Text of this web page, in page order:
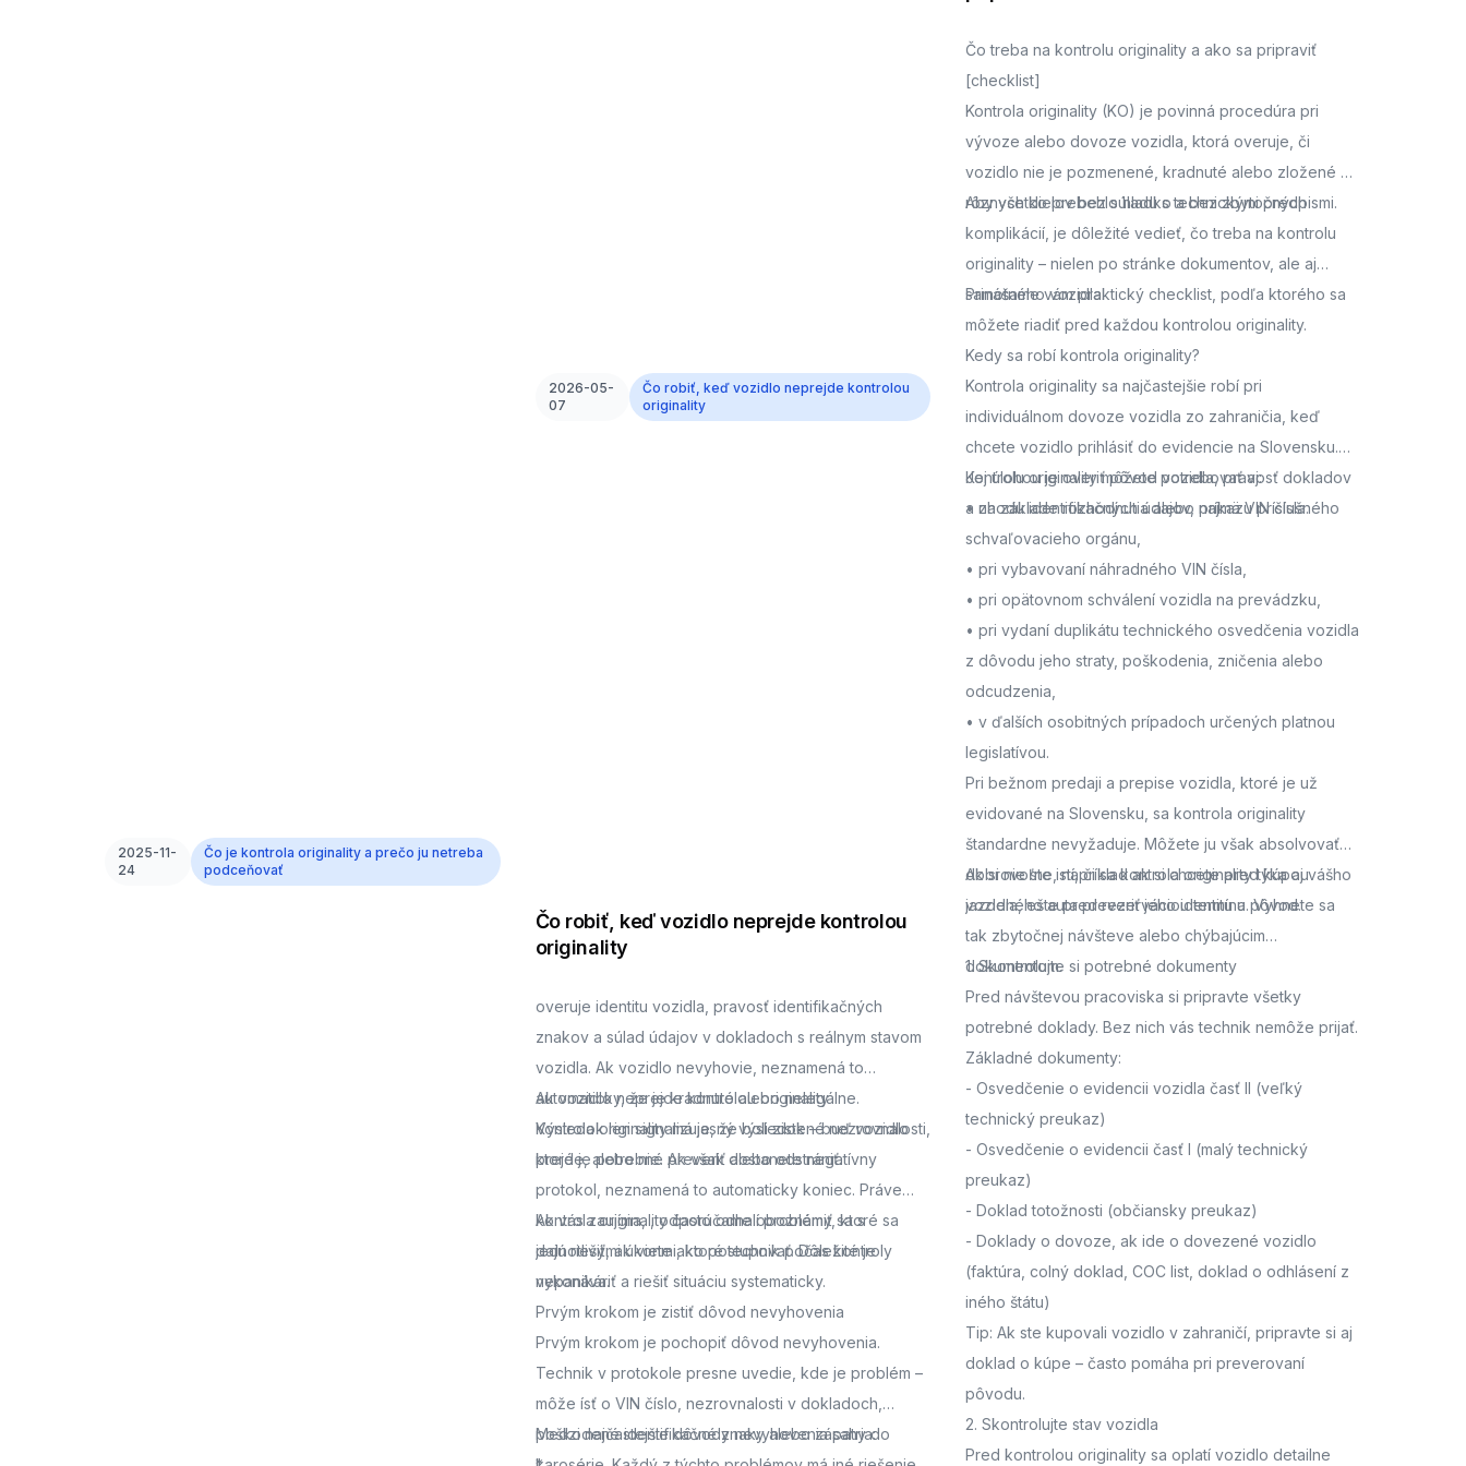
2025-11-
24
Čo je kontrola originality a prečo ju netreba
podceňovať
2026-05-
07
Čo robiť, keď vozidlo neprejde kontrolou
originality
Čo robiť, keď vozidlo neprejde kontrolou
originality
overuje identitu vozidla, pravosť identifikačných
znakov a súlad údajov v dokladoch s reálnym stavom
vozidla. Ak vozidlo nevyhovie, neznamená to
automaticky, že je kradnuté alebo nelegálne.
Výsledok len signalizuje, že boli zistené nezrovnalosti,
ktoré je potrebné preveriť alebo odstrániť.
Ak vozidlo neprejde kontrolou originality
Kontrola originality má jasný výsledok – buď vozidlo
prejde, alebo nie. Ak však dostanete negatívny
protokol, neznamená to automaticky koniec. Práve
kontrola originality často odhalí problémy, ktoré sa
dajú riešiť, ak viete ako postupovať. Dôležité je
nepanikáriť a riešiť situáciu systematicky.
Ak vás zaujíma,, odporúčame oboznámiť sa s
jednotlivými úkonmi, ktoré technik počas kontroly
vykonáva.
Prvým krokom je zistiť dôvod nevyhovenia
Prvým krokom je pochopiť dôvod nevyhovenia.
Technik v protokole presne uvedie, kde je problém –
môže ísť o VIN číslo, nezrovnalosti v dokladoch,
poškodené identifikačné znaky alebo zásahy do
Medzi najčastejšie dôvody nevyhovenia patria:
Čo treba na kontrolu originality a ako sa pripraviť
[checklist]
Kontrola originality (KO) je povinná procedúra pri
vývoze alebo dovoze vozidla, ktorá overuje, či
vozidlo nie je pozmenené, kradnuté alebo zložené z
rôznych dielov bez súladu s technickými predpismi.
Aby všetko prebehlo hladko a bez zbytočných
komplikácií, je dôležité vedieť, čo treba na kontrolu
originality – nielen po stránke dokumentov, ale aj
samotného vozidla.
Prinášame vám praktický checklist, podľa ktorého sa
môžete riadiť pred každou kontrolou originality.
Kedy sa robí kontrola originality?
Kontrola originality sa najčastejšie robí pri
individuálnom dovoze vozidla zo zahraničia, keď
chcete vozidlo prihlásiť do evidencie na Slovensku.
Jej úlohou je overiť pôvod vozidla, pravosť dokladov
a zhodu identifikačných údajov, najmä VIN čísla.
Kontrolu originality môžete potrebovať aj:
• na základe rozhodnutia alebo príkazu príslušného
schvaľovacieho orgánu,
• pri vybavovaní náhradného VIN čísla,
• pri opätovnom schválení vozidla na prevádzku,
• pri vydaní duplikátu technického osvedčenia vozidla
z dôvodu jeho straty, poškodenia, zničenia alebo
odcudzenia,
• v ďalších osobitných prípadoch určených platnou
legislatívou.
Pri bežnom predaji a prepise vozidla, ktoré je už
evidované na Slovensku, sa kontrola originality
štandardne nevyžaduje. Môžete ju však absolvovať
dobrovoľne, napríklad ak si chcete pred kúpou
jazdeného auta preveriť jeho identitu a pôvod.
Ak si nie ste istí, či sa kontrola originality týka aj vášho
vozidla,ešte pred rezerváciou termínu. Vyhnete sa
tak zbytočnej návšteve alebo chýbajúcim
dokumentom.
1. Skontrolujte si potrebné dokumenty
Pred návštevou pracoviskasi pripravte všetky
potrebné doklady. Bez nich vás technik nemôže prijať.
Základné dokumenty:
-Osvedčenie o evidencii vozidla časť II (veľký
technický preukaz)
-Osvedčenie o evidencii časť I (malý technický
preukaz)
-Doklad totožnosti (občiansky preukaz)
-Doklady o dovoze, ak ide o dovezené vozidlo
(faktúra, colný doklad, COC list, doklad o odhlásení z
iného štátu)
Tip: Ak ste kupovali vozidlo v zahraničí, pripravte si aj
doklad o kúpe – často pomáha pri preverovaní
pôvodu.
2. Skontrolujte stav vozidla
Pred kontrolou originality sa oplatí vozidlo detailne